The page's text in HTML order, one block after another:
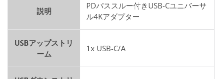
説明
PDパススルー付きUSB-Cユニバーサ
ル4Kアダプター
USBアップストリ
ーム
1x USB-C/A